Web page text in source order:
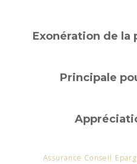
Exonération de la
Principale
Assurance Conseil